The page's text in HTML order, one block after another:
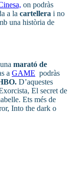
on podràs
a la cartellera i no
una història de
marató de
a GAME podràs
D’aquestes
El secret de
Ets més de
Into the dark o